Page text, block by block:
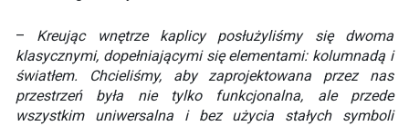
– Kreując wnętrze kaplicy posłużyliśmy się dwoma
klasycznymi, dopełniającymi się elementami: kolumnadą i
światłem. Chcieliśmy, aby zaprojektowana przez nas
przestrzeń była nie tylko funkcjonalna, ale przede
wszystkim uniwersalna i bez użycia stałych symboli